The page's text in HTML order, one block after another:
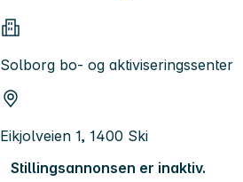
Solborg bo- og aktiviseringssenter
Eikjolveien 1, 1400 Ski
Stillingsannonsen er inaktiv.